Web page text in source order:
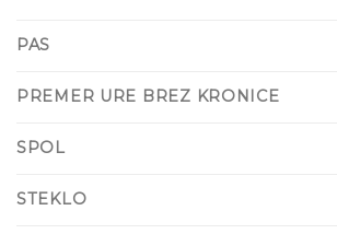
PAS
PREMER URE BREZ KRONICE
SPOL
STEKLO